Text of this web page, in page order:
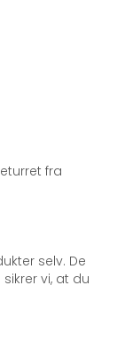
fra
selv. De
vi, at du